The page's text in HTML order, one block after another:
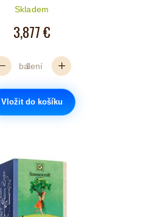
Počet hvězdiček je 5 z 5
Skladem
3,877 €
balení
Vložit do košíku